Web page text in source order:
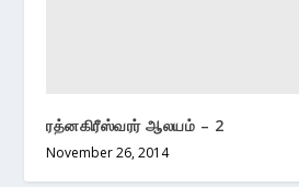
ரத்னகிரீஸ்வரர் ஆலயம் – 2
November 26, 2014